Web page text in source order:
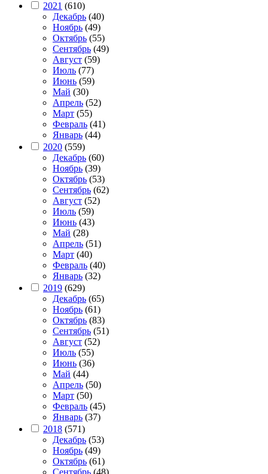
2021 (610)
Декабрь (40)
Ноябрь (49)
Октябрь (55)
Сентябрь (49)
Август (59)
Июль (77)
Июнь (59)
Май (30)
Апрель (52)
Март (55)
Февраль (41)
Январь (44)
2020 (559)
Декабрь (60)
Ноябрь (39)
Октябрь (53)
Сентябрь (62)
Август (52)
Июль (59)
Июнь (43)
Май (28)
Апрель (51)
Март (40)
Февраль (40)
Январь (32)
2019 (629)
Декабрь (65)
Ноябрь (61)
Октябрь (83)
Сентябрь (51)
Август (52)
Июль (55)
Июнь (36)
Май (44)
Апрель (50)
Март (50)
Февраль (45)
Январь (37)
2018 (571)
Декабрь (53)
Ноябрь (49)
Октябрь (61)